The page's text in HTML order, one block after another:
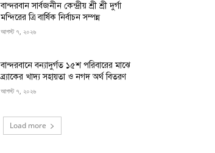
বান্দরবান সার্বজনীন কেন্দ্রীয় শ্রী শ্রী দুর্গা
মন্দিরের ত্রি বার্ষিক নির্বাচন সম্পন্ন
আগস্ট ৭, ২০২৬
বান্দরবানে বন্যাদুর্গত ১৫শ পরিবারের মাঝে
ব্র্যাকের খাদ্য সহায়তা ও নগদ অর্থ বিতরণ
আগস্ট ৭, ২০২৬
Load more